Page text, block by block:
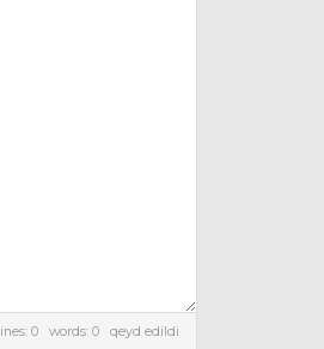
lines: 0 words: 0 qeyd edildi